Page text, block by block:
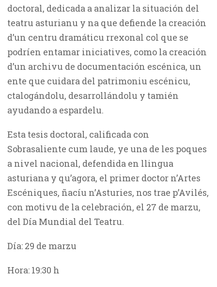
doctoral, dedicada a analizar la situación del
teatru asturianu y na que defiende la creación
d’un centru dramáticu rrexonal col que se
podríen entamar iniciatives, como la creación
d’un archivu de documentación escénica, un
ente que cuidara del patrimoniu escénicu,
ctalogándolu, desarrollándolu y tamién
ayudando a espardelu.
Esta tesis doctoral, calificada con
Sobrasaliente cum laude, ye una de les poques
a nivel nacional, defendida en llingua
asturiana y qu’agora, el primer doctor n’Artes
Escéniques, ñacíu n’Asturies, nos trae p’Avilés,
con motivu de la celebración, el 27 de marzu,
del Día Mundial del Teatru.
Día: 29 de marzu
Hora: 19:30 h